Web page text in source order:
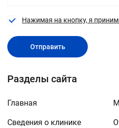
Разделы сайта
Главная
Сведения о клинике
Нажимая на кнопку, я
Отправить